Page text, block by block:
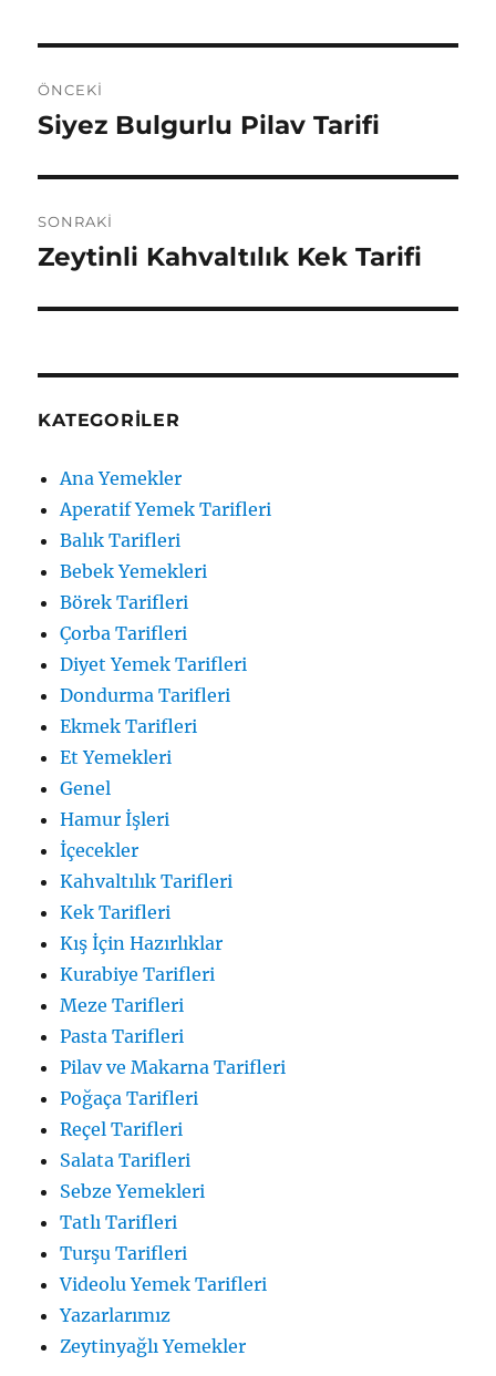
gezinmesi
ÖNCEKI
Önceki
Siyez Bulgurlu Pilav Tarifi
SONRAKI
Sonraki
Zeytinli Kahvaltılık Kek Tarifi
KATEGORILER
Ana Yemekler
Aperatif Yemek Tarifleri
Balık Tarifleri
Bebek Yemekleri
Börek Tarifleri
Çorba Tarifleri
Diyet Yemek Tarifleri
Dondurma Tarifleri
Ekmek Tarifleri
Et Yemekleri
Genel
Hamur İşleri
İçecekler
Kahvaltılık Tarifleri
Kek Tarifleri
Kış İçin Hazırlıklar
Kurabiye Tarifleri
Meze Tarifleri
Pasta Tarifleri
Pilav ve Makarna Tarifleri
Poğaça Tarifleri
Reçel Tarifleri
Salata Tarifleri
Sebze Yemekleri
Tatlı Tarifleri
Turşu Tarifleri
Videolu Yemek Tarifleri
Yazarlarımız
Zeytinyağlı Yemekler